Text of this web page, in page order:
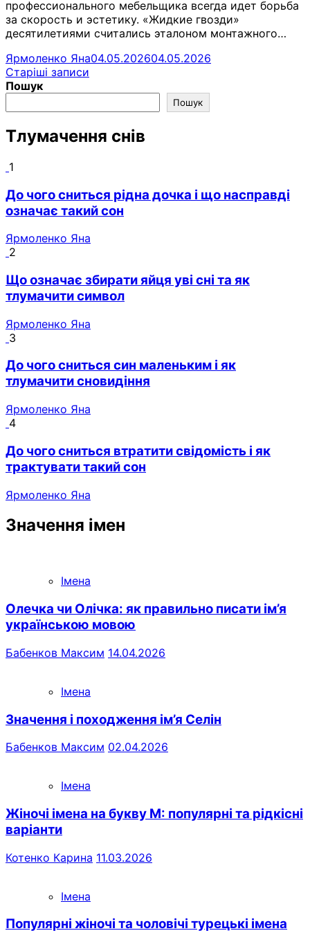
профессионального мебельщика всегда идет борьба
за скорость и эстетику. «Жидкие гвозди»
десятилетиями считались эталоном монтажного…
Ярмоленко Яна04.05.202604.05.2026
Навігація
за
записами
Старіші записи
Пошук
Пошук
Тлумачення снів
1
До чого сниться рідна дочка і що насправді
означає такий сон
Ярмоленко Яна
2
Що означає збирати яйця уві сні та як
тлумачити символ
Ярмоленко Яна
3
До чого сниться син маленьким і як
тлумачити сновидіння
Ярмоленко Яна
4
До чого сниться втратити свідомість і як
трактувати такий сон
Ярмоленко Яна
Значення імен
Імена
Олечка чи Олічка: як правильно писати ім’я
українською мовою
Бабенков Максим 14.04.2026
Імена
Значення і походження ім’я Селін
Бабенков Максим 02.04.2026
Імена
Жіночі імена на букву М: популярні та рідкісні
варіанти
Котенко Карина 11.03.2026
Імена
Популярні жіночі та чоловічі турецькі імена